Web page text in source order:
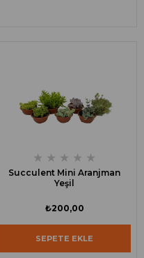
★ ★ ★ ★ ★
Succulent Mini Aranjman
Yeşil
₺200,00
SEPETE EKLE